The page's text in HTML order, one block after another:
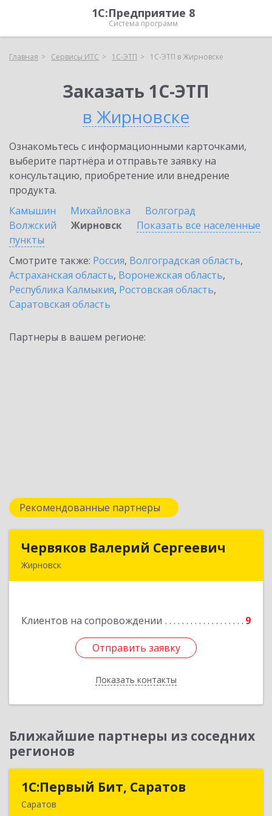
1С:Предприятие 8
Система программ
Главная Сервисы ИТС 1С-ЭТП 1С-ЭТП в Жирновске
Заказать 1С-ЭТП
в Жирновске
Ознакомьтесь с информационными карточками,
выберите партнёра и отправьте заявку на
консультацию, приобретение или внедрение
продукта.
Камышин
Михайловка
Волгоград
Волжский
Жирновск
Показать все населенные
пункты
Смотрите также: Россия, Волгоградская область,
Астраханская область, Воронежская область,
Республика Калмыкия, Ростовская область,
Саратовская область
Партнеры в вашем регионе:
Рекомендованные партнеры
Червяков Валерий Сергеевич
Жирновск
Клиентов на сопровождении 9
Отправить заявку
Показать контакты
Червяков Валерий Сергеевич
Ближайшие партнеры из соседних
регионов
1С:Первый Бит, Саратов
Саратов
1С:Первый Бит, Саратов